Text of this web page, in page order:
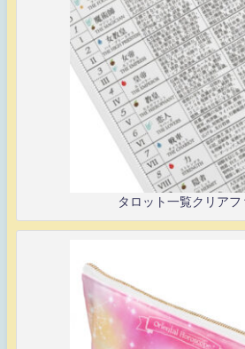
タロット一覧クリアフ